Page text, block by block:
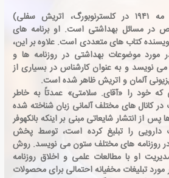
هادمار بانکهوفر (زاده ۱۳ مه ۱۹۴۱ در کلسترنوبورگ، اتریش سفلی)
در مسائل بهداشتی است. او برنامه های
کتاب های متعددی است. علاوه بر این،
مورد موضوعات بهداشتی در روزنامه ها و
نویسد و به عنوان کارشناس در بسیاری از
آلمان و اتریش ظاهر شده است.
که خود را «آقای. سلامتی» عمدتاً به خاطر
کانال های مختلف آلمانی زبان شناخته شده
از انتشار شایعاتی مبنی بر اینکه بانکهوفر
دارویی را تبلیغ کرده است، توسط پخش
روزنامه های مختلف ستون می نویسد. روش
او با مطالعات علمی و اخلاق روزنامه
تبلیغات مخفیانه احتمالی برای محصولات